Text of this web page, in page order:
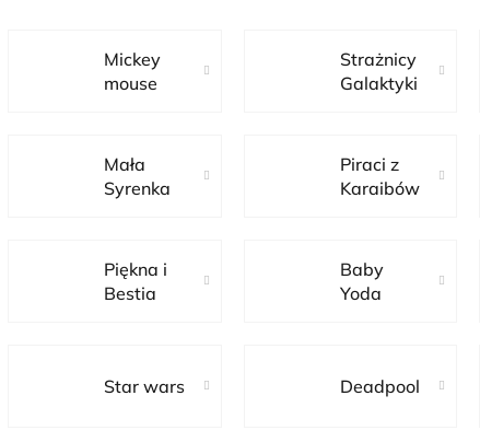
Mickey
mouse
Strażnicy
Galaktyki
Mała
Syrenka
Piraci z
Karaibów
Piękna i
Bestia
Baby
Yoda
Star wars Deadpool